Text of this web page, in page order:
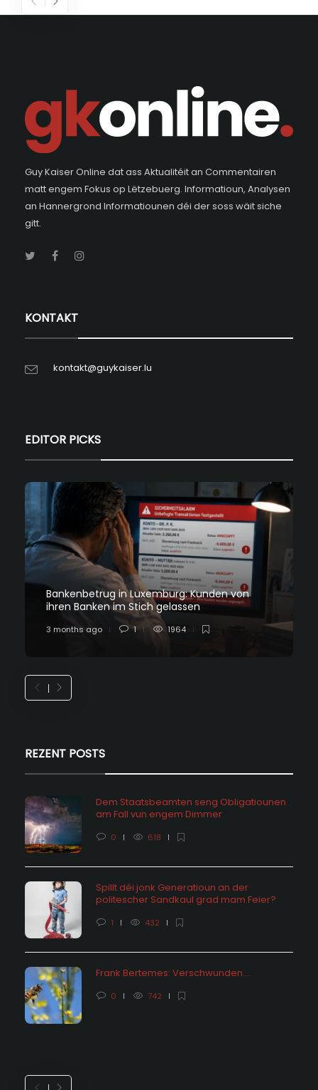
Guy Kaiser Online dat ass Aktualitéit an Commentairen
matt engem Fokus op Lëtzebuerg. Informatioun, Analysen
an Hannergrond Informatiounen déi der soss wäit siche
gitt.
KONTAKT
kontakt@guykaiser.lu
EDITOR PICKS
Bankenbetrug in Luxemburg: Kunden von
ihren Banken im Stich gelassen
3 months ago 1 1964
REZENT POSTS
Dem Staatsbeamten seng Obligatiounen
am Fall vun engem Dimmer
0 618
Spillt déi jonk Generatioun an der
politescher Sandkaul grad mam Feier?
1 432
Frank Bertemes: Verschwunden….
0 742